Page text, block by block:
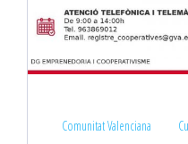
Comunitat Valenciana